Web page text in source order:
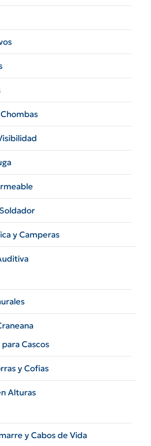
y Camperas
Cascos
y Cofias
Alturas
y Cabos de Vida